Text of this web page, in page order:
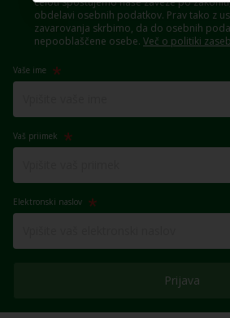
obdelavi osebnih podatkov. Prav tako z
zavarovanja skrbimo, da do osebnih
nepooblaščene osebe. Več o politiki
Vaše ime
Vaš priimek
Elektronski naslov
Prijava